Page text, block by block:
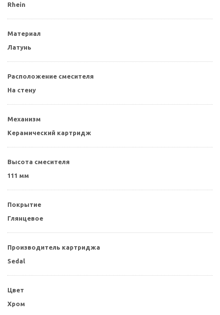
Rhein
Материал
Латунь
Расположение смесителя
На стену
Механизм
Керамический картридж
Высота смесителя
111 мм
Покрытие
Глянцевое
Производитель картриджа
Sedal
Цвет
Хром